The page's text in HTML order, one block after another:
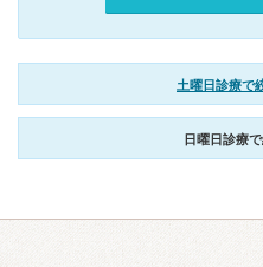
土曜日診療で
日曜日診療